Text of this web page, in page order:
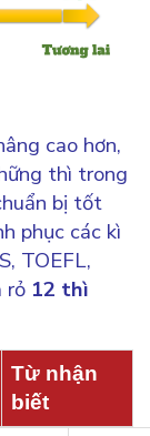
cao hơn,
thì trong
bị tốt
phục các kì
TOEFL,
rỏ 12 thì
Từ nhận
biết